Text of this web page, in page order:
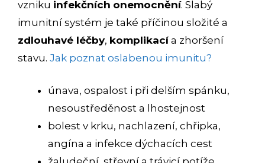
vzniku infekčních onemocnění. Slabý
imunitní systém je také příčinou složité a
zdlouhavé léčby, komplikacía zhoršení
stavu. Jak poznat oslabenou imunitu?
únava, ospalost i při delším spánku,
nesoustředěnost a lhostejnost
bolest v krku, nachlazení, chřipka,
angína a infekce dýchacích cest